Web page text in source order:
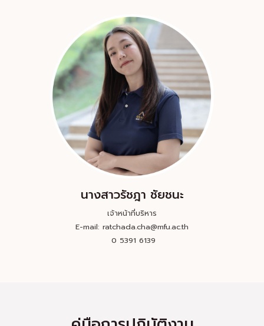
นางสาวรัชฎา ชัยชนะ
E-mail: ratchada.cha@mfu.ac.th
0 5391 6139
คู่มือการปฏิบัติงาน